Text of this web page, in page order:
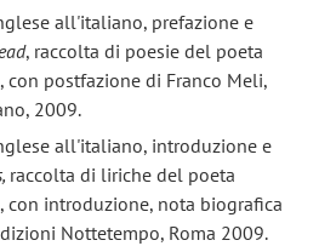
all'italiano, prefazione e
, raccolta di poesie del poeta
con postfazione di Franco Meli,
2009.
all'italiano, introduzione e
raccolta di liriche del poeta
con introduzione, nota biografica
Nottetempo, Roma 2009.